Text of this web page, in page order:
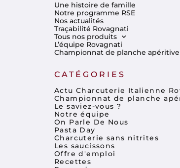
Une histoire de famille
Notre programme RSE
Nos actualités
Traçabilité Rovagnati
Tous nos produits
L’équipe Rovagnati
Championnat de planche apéritive
CATÉGORIES
Actu Charcuterie Italienne
Championnat de planche
Le saviez-vous ?
Notre équipe
On Parle De Nous
Pasta Day
Charcuterie sans nitrites
Les saucissons
Offre d'emploi
Recettes